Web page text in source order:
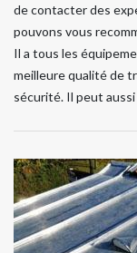
de contacter des
pouvons vous
Il a tous les
meilleure qualité de
sécurité. Il peut